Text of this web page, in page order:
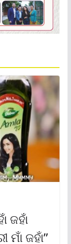
ଜହାଁ
ମାଁ ଜହାଁ”